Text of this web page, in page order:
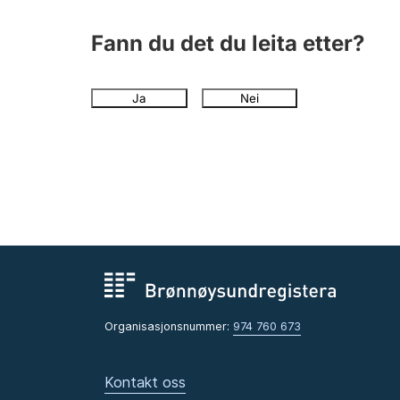
Fann du det du leita etter?
Ja Nei
Organisasjonsnummer: 974 760 673
Kontakt oss